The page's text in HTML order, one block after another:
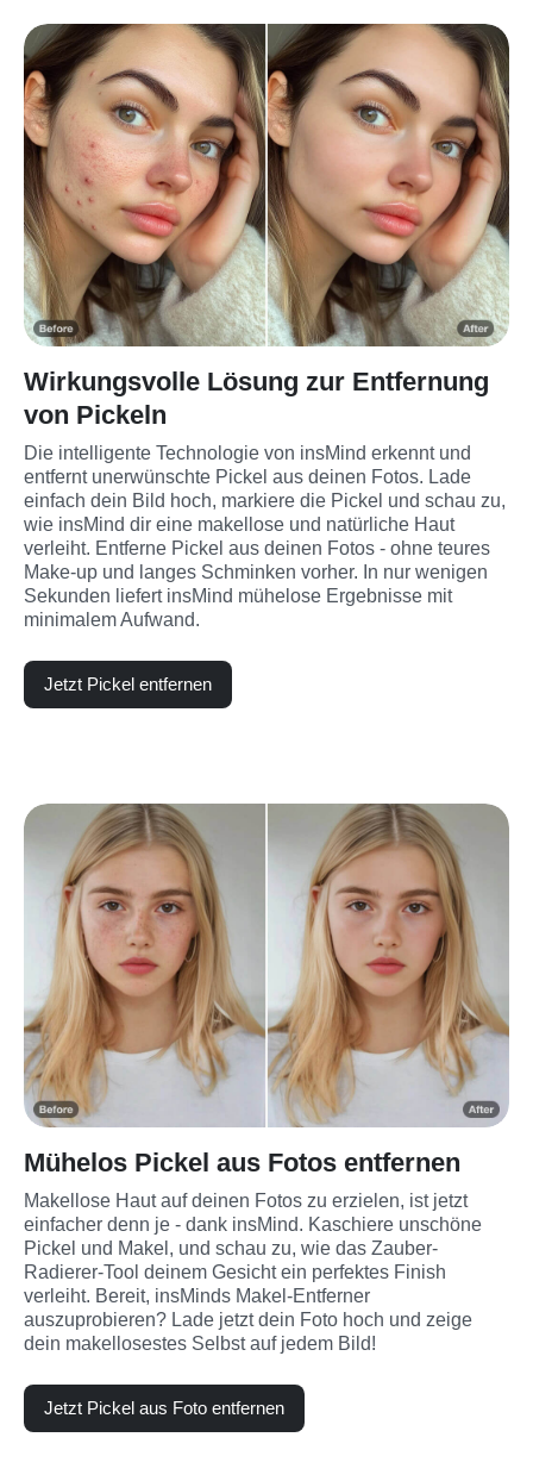
Wirkungsvolle Lösung zur Entfernung
von Pickeln
Die intelligente Technologie von insMind erkennt und
entfernt unerwünschte Pickel aus deinen Fotos. Lade
einfach dein Bild hoch, markiere die Pickel und schau zu,
wie insMind dir eine makellose und natürliche Haut
verleiht. Entferne Pickel aus deinen Fotos - ohne teures
Make-up und langes Schminken vorher. In nur wenigen
Sekunden liefert insMind mühelose Ergebnisse mit
minimalem Aufwand.
Jetzt Pickel entfernen
Mühelos Pickel aus Fotos entfernen
Makellose Haut auf deinen Fotos zu erzielen, ist jetzt
einfacher denn je - dank insMind. Kaschiere unschöne
Pickel und Makel, und schau zu, wie das Zauber-
Radierer-Tool deinem Gesicht ein perfektes Finish
verleiht. Bereit, insMinds Makel-Entferner
auszuprobieren? Lade jetzt dein Foto hoch und zeige
dein makellosestes Selbst auf jedem Bild!
Jetzt Pickel aus Foto entfernen